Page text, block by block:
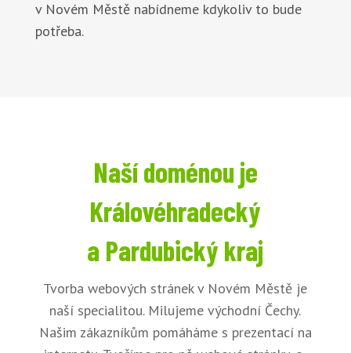
v Novém Městě nabídneme kdykoliv to bude
potřeba.
Naší doménou je
Královéhradecký
a Pardubický kraj
Tvorba webových stránek v Novém Městě je
naší specialitou. Milujeme východní Čechy.
Našim zákazníkům pomáháme s prezentací na